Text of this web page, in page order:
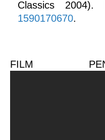
Classics
1590170670.
FILM